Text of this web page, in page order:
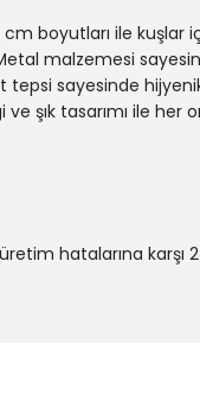
cm boyutları ile
malzemesi
tepsi sayesinde
ve şık tasarımı ile
hatalarına karşı